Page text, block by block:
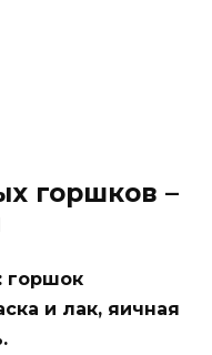
горшков –
горшок
и лак, яичная